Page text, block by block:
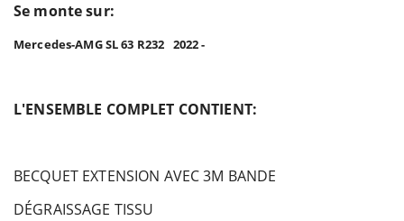
Se monte sur:
Mercedes-AMG SL 63 R232 2022 -
L'ENSEMBLE COMPLET CONTIENT:
BECQUET EXTENSION AVEC 3M BANDE
DÉGRAISSAGE TISSU